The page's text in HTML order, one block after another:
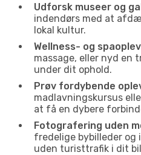
Udforsk museer og
indendørs med at
lokal kultur.
Wellness- og
massage, eller nyd en
under dit ophold.
Prøv fordybende
madlavningskursus
at få en dybere
Fotografering uden
fredelige bybilleder
uden turisttrafik i dit